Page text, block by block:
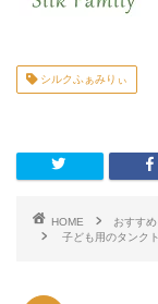
シルクふぁみりぃ
HOME
おすすめ
子ども用のタンク